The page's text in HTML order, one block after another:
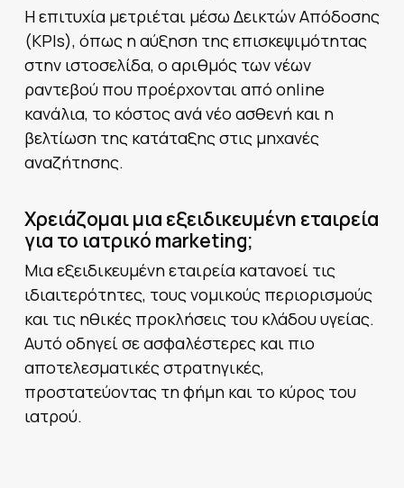
Η επιτυχία μετριέται μέσω Δεικτών Απόδοσης
(KPIs), όπως η αύξηση της επισκεψιμότητας
στην ιστοσελίδα, ο αριθμός των νέων
ραντεβού που προέρχονται από online
κανάλια, το κόστος ανά νέο ασθενή και η
βελτίωση της κατάταξης στις μηχανές
αναζήτησης.
Χρειάζομαι μια εξειδικευμένη εταιρεία
για το ιατρικό marketing;
Μια εξειδικευμένη εταιρεία κατανοεί τις
ιδιαιτερότητες, τους νομικούς περιορισμούς
και τις ηθικές προκλήσεις του κλάδου υγείας.
Αυτό οδηγεί σε ασφαλέστερες και πιο
αποτελεσματικές στρατηγικές,
προστατεύοντας τη φήμη και το κύρος του
ιατρού.